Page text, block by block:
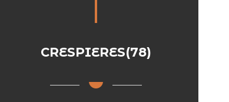
CRESPIERES(78)